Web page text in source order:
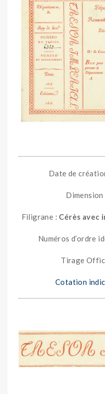
Date de
Dimension
Filigrane : Cérès avec
Numéros d’ordre
Tirage
Cotation